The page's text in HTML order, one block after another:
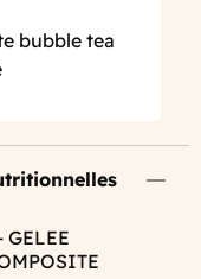
bubble tea
GELEE